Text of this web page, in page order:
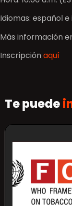
Idiomas: español
Más información
Inscripción aquí
Te puede